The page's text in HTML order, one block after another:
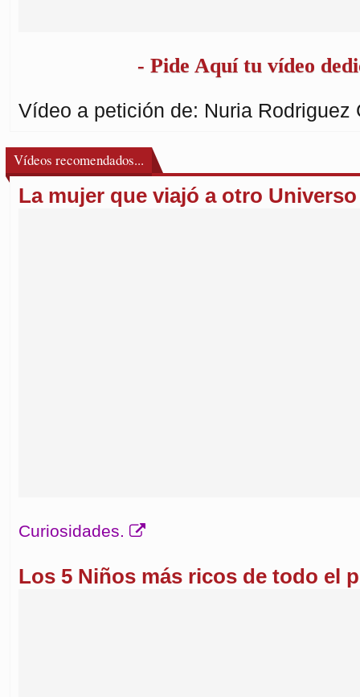
- Pide Aquí tu vídeo
Vídeo a petición de: Nuria Rodriguez
Vídeos recomendados...
La mujer que viajó a otro Universo
Curiosidades.
Los 5 Niños más ricos de todo el